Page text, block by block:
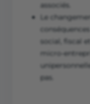
associés.
Le
social, fiscal
micro-
pas.